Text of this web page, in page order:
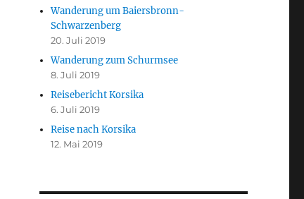
Wanderung um Baiersbronn-
Schwarzenberg
20. Juli 2019
Wanderung zum Schurmsee
8. Juli 2019
Reisebericht Korsika
6. Juli 2019
Reise nach Korsika
12. Mai 2019